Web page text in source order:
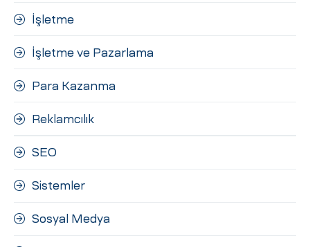
İşletme
İşletme ve Pazarlama
Para Kazanma
Reklamcılık
SEO
Sistemler
Sosyal Medya